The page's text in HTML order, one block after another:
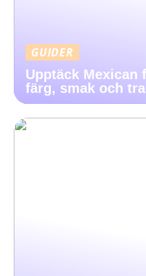
GUIDER
Upptäck Mexican
färg, smak och